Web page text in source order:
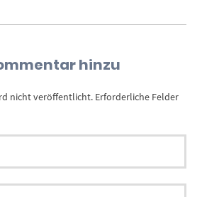
hinzu
nicht veröffentlicht. Erforderliche Felder